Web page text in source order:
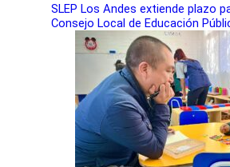
SLEP Los Andes extiende plazo
Consejo Local de Educación